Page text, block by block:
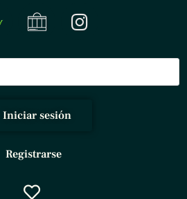
Iniciar sesión
Registrarse